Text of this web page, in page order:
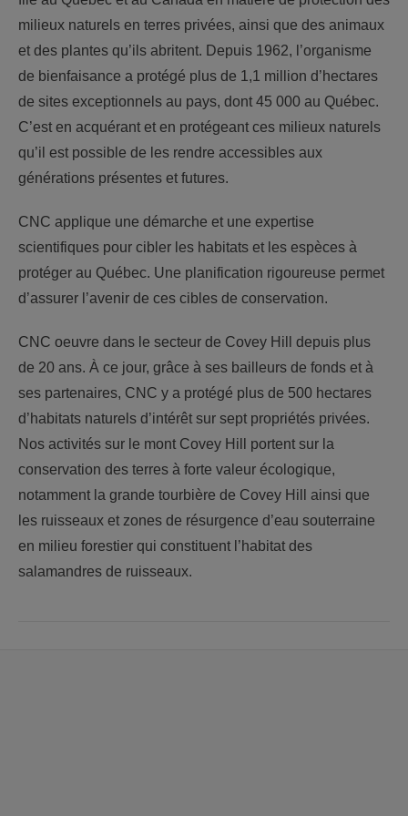
milieux naturels en terres privées, ainsi que des animaux
et des plantes qu’ils abritent. Depuis 1962, l’organisme
de bienfaisance a protégé plus de 1,1 million d’hectares
de sites exceptionnels au pays, dont 45 000 au Québec.
C’est en acquérant et en protégeant ces milieux naturels
qu’il est possible de les rendre accessibles aux
générations présentes et futures.
CNC applique une démarche et une expertise
scientifiques pour cibler les habitats et les espèces à
protéger au Québec. Une planification rigoureuse permet
d’assurer l’avenir de ces cibles de conservation.
CNC oeuvre dans le secteur de Covey Hill depuis plus
de 20 ans. À ce jour, grâce à ses bailleurs de fonds et à
ses partenaires, CNC y a protégé plus de 500 hectares
d’habitats naturels d’intérêt sur sept propriétés privées.
Nos activités sur le mont Covey Hill portent sur la
conservation des terres à forte valeur écologique,
notamment la grande tourbière de Covey Hill ainsi que
les ruisseaux et zones de résurgence d’eau souterraine
en milieu forestier qui constituent l’habitat des
salamandres de ruisseaux.